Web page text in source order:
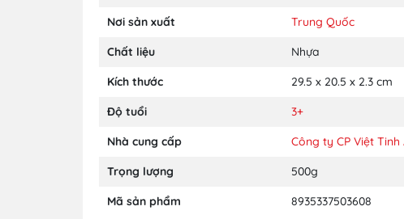
Nơi sản xuất Trung Quốc
Chất liệu Nhựa
Kích thước 29.5 x 20.5 x 2.3 cm
Độ tuổi 3+
Nhà cung cấp Công ty CP Việt Tinh
Trọng lượng 500g
Mã sản phẩm 8935337503608